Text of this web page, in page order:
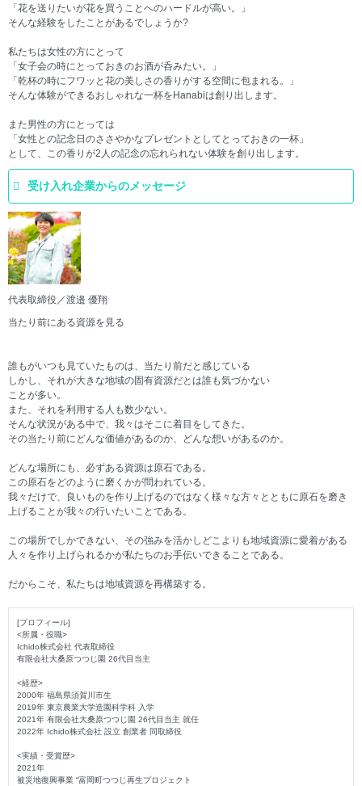
「花を送りたいが花を買うことへのハードルが高い。」
そんな経験をしたことがあるでしょうか?
私たちは女性の方にとって
「女子会の時にとっておきのお酒が呑みたい。」
「乾杯の時にフワッと花の美しさの香りがする空間に包まれる。」
そんな体験ができるおしゃれな一杯をHanabiは創り出します。
また男性の方にとっては
「女性との記念日のささやかなプレゼントとしてとっておきの一杯」
として、この香りが2人の記念の忘れられない体験を創り出します。
受け入れ企業からのメッセージ
代表取締役／渡邉 優翔
当たり前にある資源を見る
誰もがいつも見ていたものは、当たり前だと感じている
しかし、それが大きな地域の固有資源だとは誰も気づかない
ことが多い。
また、それを利用する人も数少ない。
そんな状況がある中で、我々はそこに着目をしてきた。
その当たり前にどんな価値があるのか、どんな想いがあるのか。
どんな場所にも、必ずある資源は原石である。
この原石をどのように磨くかが問われている。
我々だけで、良いものを作り上げるのではなく様々な方々とともに原石を磨き
上げることが我々の行いたいことである。
この場所でしかできない、その強みを活かしどこよりも地域資源に愛着がある
人々を作り上げられるかが私たちのお手伝いできることである。
だからこそ、私たちは地域資源を再構築する。
[プロフィール]
<所属・役職>
Ichido株式会社 代表取締役
有限会社大桑原つつじ園 26代目当主
<経歴>
2000年 福島県須賀川市生
2019年 東京農業大学造園科学科 入学
2021年 有限会社大桑原つつじ園 26代目当主 就任
2022年 Ichido株式会社 設立 創業者 同取締役
<実績・受賞歴>
2021年
被災地復興事業 “富岡町つつじ再生プロジェクト